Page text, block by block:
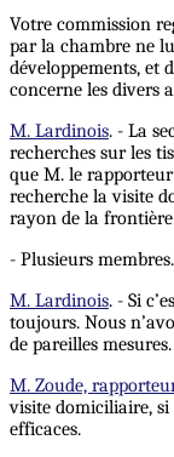
Votre commission
par la chambre ne
développements, et
concerne les divers
M. Lardinois. - La
recherches sur les
que M. le
recherche la visite
rayon de la
- Plusieurs
M. Lardinois. - Si
toujours. Nous
de pareilles mesures.
M. Zoude, rapporteur
visite domiciliaire, si
efficaces.